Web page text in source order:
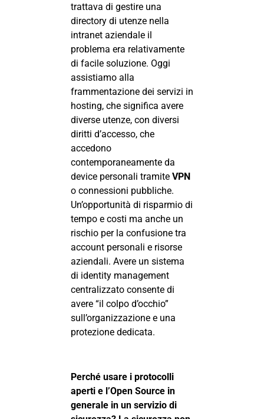
trattava di gestire una
directory di utenze nella
intranet aziendale il
problema era relativamente
di facile soluzione. Oggi
assistiamo alla
frammentazione dei servizi in
hosting, che significa avere
diverse utenze, con diversi
diritti d’accesso, che
accedono
contemporaneamente da
device personali tramite VPN
o connessioni pubbliche.
Un’opportunità di risparmio di
tempo e costi ma anche un
rischio per la confusione tra
account personali e risorse
aziendali. Avere un sistema
di identity management
centralizzato consente di
avere “il colpo d’occhio”
sull’organizzazione e una
protezione dedicata.
Perché usare i protocolli
aperti e l’Open Source in
generale in un servizio di